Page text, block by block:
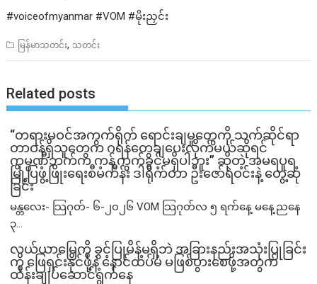
#voiceofmyanmar #VOM #မိုးညှင်း
မြန်မာသတင်း, သတင်း
Related posts
“တရားမဝင်အကွက်ရိုက် ရောင်းချမှုတွေကို သက်ဆိုင်ရာ
တာဝန်ရှိသူတွေက ဂရန်တွေချပေးလိုက်မယ်ဆိုရင်
ကုမ္ပဏီဘက်က ကန့်ကွက်ခွင့်မရှိပါဘူး” ဆိုတဲ့ အမရပူရ
မြို့ပြဖွံ့ဖြိုးရေးစီမံကိန်း ဒါရိုက်တာ ဦးဇော်ရဲဝင်းနဲ့ တွေ့ဆုံ
ခြင်း
မန္တလေး- သြဂုတ်- ၆-၂၀၂၆ VOM သြဂုတ်လ ၅ ရက်နေ့ မနေ့ညနေ
၃...
လယ်ယာမြေကို ခွင့်ပြုမိန့်မရှိဘဲ အခြားနည်းအသုံးပြုခြင်း
ကို ဖြေရှင်းနိုင်ဖို့နဲ့ နောင်ထပ်မံ မဖြစ်ပွားစေဖို့အတွက်
ထိန်းချုပ်ဆောင်ရွက်နေ